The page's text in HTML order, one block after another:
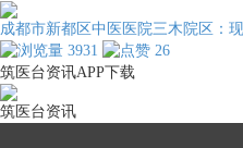
成都市新都区中医医院三木院区：
3931
26
筑医台资讯APP下载
筑医台资讯